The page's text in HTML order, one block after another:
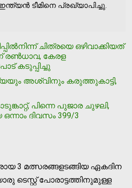
ടീമിനെ പ്രഖ്യാപിച്ചു.
ചിത്രയെ ഒഴിവാക്കിയത്
രണ്‍ധാവ, കേരള
കടുപ്പിച്ചു
അശ്വിനും കരുത്തുകാട്ടി,
പിന്നെ പുജാര ചുഴലി,
ദിവസം 399/3
3 മത്സരങ്ങളടങ്ങിയ ഏകദിന
ടെസ്റ്റ് പോരാട്ടത്തിനുമുള്ള